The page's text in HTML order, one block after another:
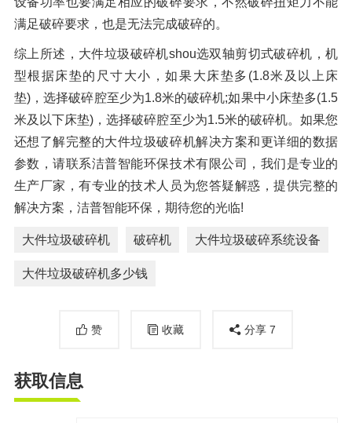
满足破碎要求，也是无法完成破碎的。
综上所述，大件垃圾破碎机shou选双轴剪切式破碎机，机
型根据床垫的尺寸大小，如果大床垫多(1.8米及以上床
垫)，选择破碎腔至少为1.8米的破碎机;如果中小床垫多(1.5
米及以下床垫)，选择破碎腔至少为1.5米的破碎机。如果您
还想了解完整的大件垃圾破碎机解决方案和更详细的数据
参数，请联系洁普智能环保技术有限公司，我们是专业的
生产厂家，有专业的技术人员为您答疑解惑，提供完整的
解决方案，洁普智能环保，期待您的光临!
大件垃圾破碎机 破碎机 大件垃圾破碎系统设备
大件垃圾破碎机多少钱
赞 收藏 分享 7
获取信息